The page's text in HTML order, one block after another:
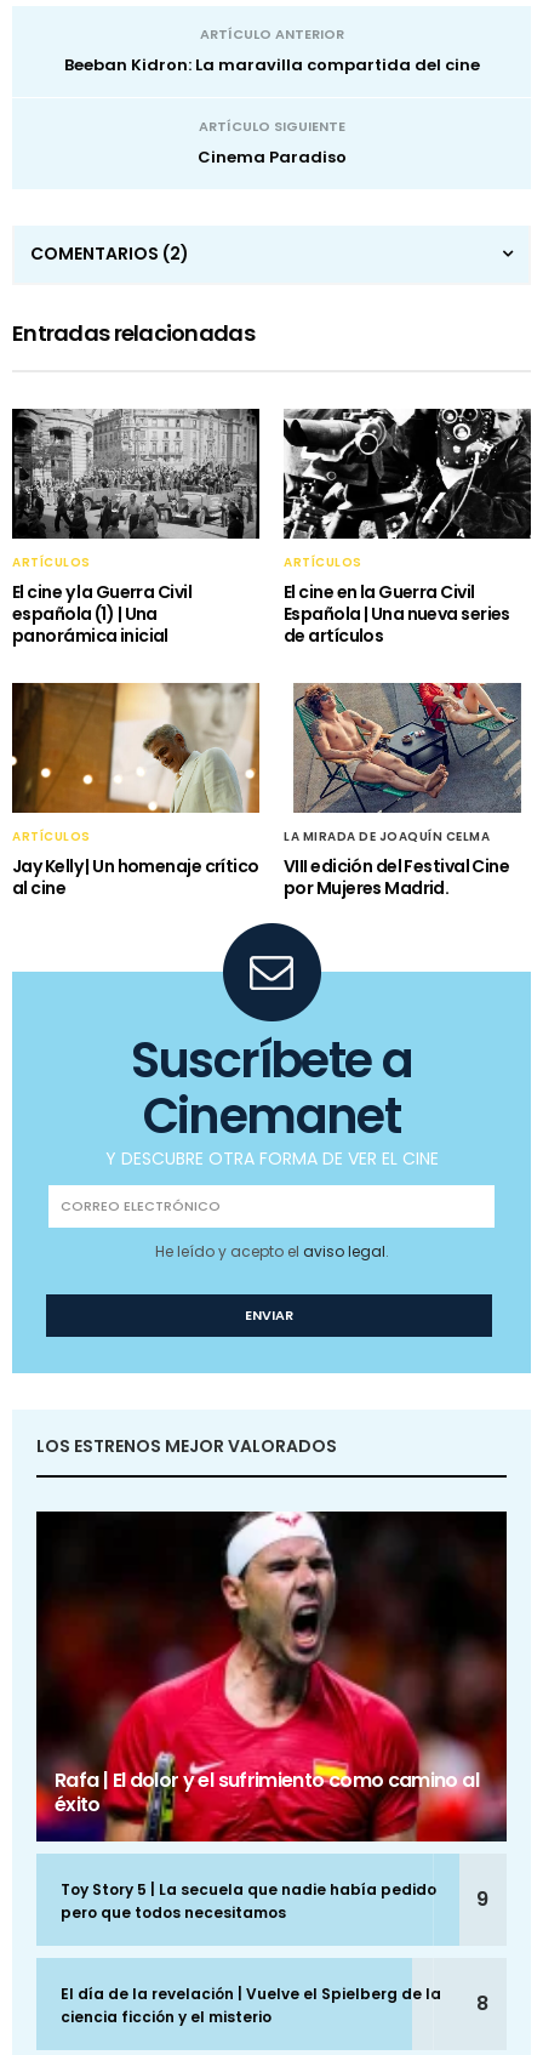
ARTÍCULO ANTERIOR
Beeban Kidron: La maravilla compartida del cine
ARTÍCULO SIGUIENTE
Cinema Paradiso
COMENTARIOS (2)
Entradas relacionadas
ARTÍCULOS
El cine y la Guerra Civil
española (1) | Una
panorámica inicial
ARTÍCULOS
El cine en la Guerra Civil
Española | Una nueva series
de artículos
ARTÍCULOS
Jay Kelly | Un homenaje crítico
al cine
LA MIRADA DE JOAQUÍN CELMA
VIII edición del Festival Cine
por Mujeres Madrid.
Suscríbete a
Cinemanet
Y DESCUBRE OTRA FORMA DE VER EL CINE
He leído y acepto el aviso legal.
LOS ESTRENOS MEJOR VALORADOS
Rafa | El dolor y el sufrimiento como camino al
éxito
Toy Story 5 | La secuela que nadie había pedido
pero que todos necesitamos
9
El día de la revelación | Vuelve el Spielberg de la
ciencia ficción y el misterio
8